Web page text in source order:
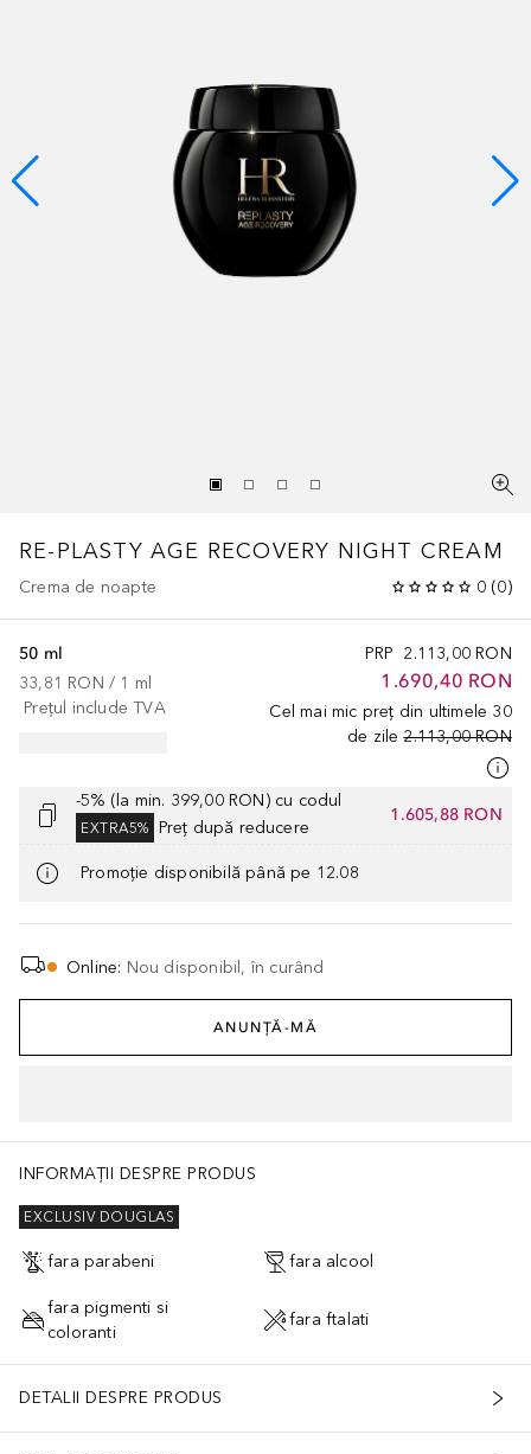
RE-PLASTY AGE RECOVERY NIGHT CREAM
Crema de noapte 0 (0)
PRP 2.113,00 RON
1.690,40 RON
Cel mai mic preț din ultimele 30
de zile 2.113,00 RON
50 ml
33,81 RON / 1 ml
Prețul include TVA
-5% (la min. 399,00 RON) cu codul
EXTRA5% Preț după reducere
1.605,88 RON
Promoție disponibilă până pe 12.08
Online: Nou disponibil, în curând
ANUNȚĂ-MĂ
INFORMAȚII DESPRE PRODUS
EXCLUSIV DOUGLAS
fara parabeni fara alcool
fara pigmenti si
coloranti
fara ftalati
DETALII DESPRE PRODUS